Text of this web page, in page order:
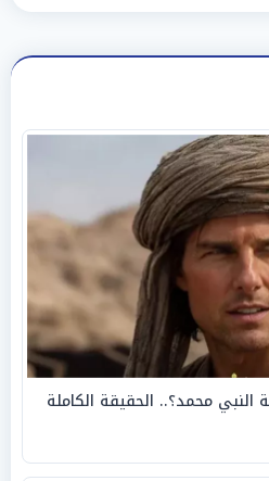
محمد؟.. الحقيقة الكاملة